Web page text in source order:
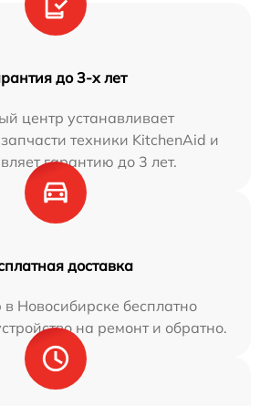
до 3-х лет
центр устанавливает
техники KitchenAid и
гарантию до 3 лет.
доставка
Новосибирске бесплатно
на ремонт и обратно.